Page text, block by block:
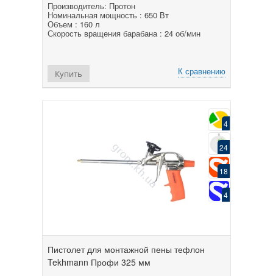
Производитель: Протон
Номинальная мощность : 650 Вт
Объем : 160 л
Скорость вращения барабана : 24 об/мин
К сравнению
Купить
4
24
18
4
Пистолет для монтажной пены тефлон
Tekhmann Профи 325 мм